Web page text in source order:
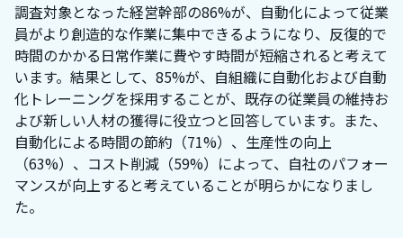
調査対象となった経営幹部の86%が、自動化によって従業
員がより創造的な作業に集中できるようになり、反復的で
時間のかかる日常作業に費やす時間が短縮されると考えて
います。結果として、85%が、自組織に自動化および自動
化トレーニングを採用することが、既存の従業員の維持お
よび新しい人材の獲得に役立つと回答しています。また、
自動化による時間の節約（71%）、生産性の向上
（63%）、コスト削減（59%）によって、自社のパフォー
マンスが向上すると考えていることが明らかになりまし
た。